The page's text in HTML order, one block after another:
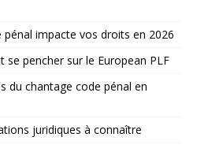
impacte vos droits en 2026
pencher sur le European PLF
du chantage code pénal en
juridiques à connaître